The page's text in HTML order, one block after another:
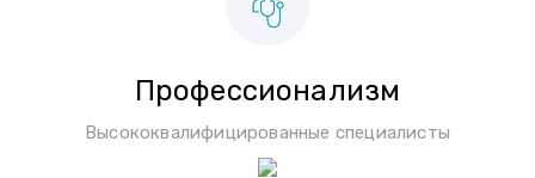
Профессионализм
Высококвалифицированные специалисты